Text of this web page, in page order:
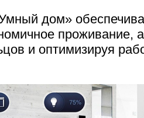
дом»
проживание,
и оптимизируя